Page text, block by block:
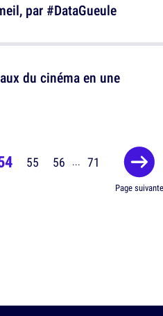
par #DataGueule
55 56 ... 71
Page suivante